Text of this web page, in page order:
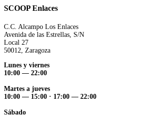
SCOOP Enlaces
C.C. Alcampo Los Enlaces
Avenida de las Estrellas, S/N
Local 27
50012, Zaragoza
Lunes y viernes
10:00 — 22:00
Martes a jueves
10:00 — 15:00 · 17:00 — 22:00
Sábado